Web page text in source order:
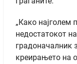
„Како најголем
недостатокот
градоначалник
креирањето на